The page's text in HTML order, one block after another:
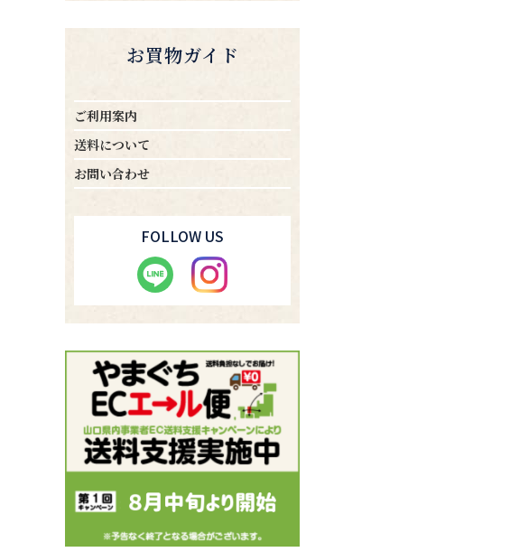
お買物ガイド
ご利用案内
送料について
お問い合わせ
FOLLOW US